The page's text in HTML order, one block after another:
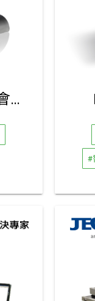
VC-B30U USB PTZ 視訊會議攝影機 ｜傑可達代理銷售
#